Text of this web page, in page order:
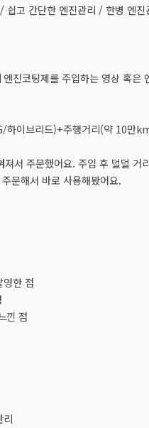
고 간단한 엔진관리 / 한병 엔진
진코팅제를 주입하는 영상 혹은
이브리드)+주행거리(약 10만
서 주문했어요. 주입 후 덜덜 거
문해서 바로 사용해봤어요.
한 점
낀 점
리